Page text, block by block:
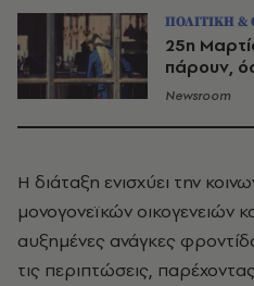
ΠΟΛΙΤΙΚΗ
25η
πάρουν,
Newsroom
Η διάταξη ενισχύει την
μονογονεϊκών οικογενειών
αυξημένες ανάγκες
τις περιπτώσεις,